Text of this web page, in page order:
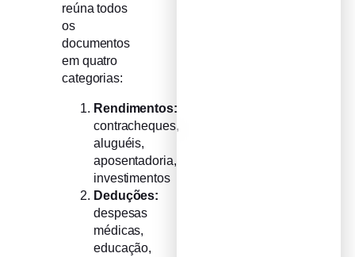
reúna todos
os
documentos
em quatro
categorias:
Rendimentos:
contracheques,
aluguéis,
aposentadoria,
investimentos
Deduções:
despesas
médicas,
educação,